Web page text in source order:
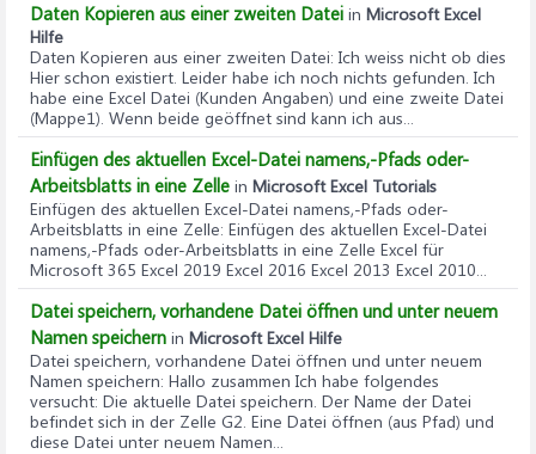
Daten Kopieren aus einer zweiten Datei in Microsoft Excel
Hilfe
Daten Kopieren aus einer zweiten Datei: Ich weiss nicht ob dies
Hier schon existiert. Leider habe ich noch nichts gefunden. Ich
habe eine Excel Datei (Kunden Angaben) und eine zweite Datei
(Mappe1). Wenn beide geöffnet sind kann ich aus...
Einfügen des aktuellen Excel-Datei namens,-Pfads oder-
Arbeitsblatts in eine Zelle in Microsoft Excel Tutorials
Einfügen des aktuellen Excel-Datei namens,-Pfads oder-
Arbeitsblatts in eine Zelle: Einfügen des aktuellen Excel-Datei
namens,-Pfads oder-Arbeitsblatts in eine Zelle Excel für
Microsoft 365 Excel 2019 Excel 2016 Excel 2013 Excel 2010...
Datei speichern, vorhandene Datei öffnen und unter neuem
Namen speichern in Microsoft Excel Hilfe
Datei speichern, vorhandene Datei öffnen und unter neuem
Namen speichern: Hallo zusammen Ich habe folgendes
versucht: Die aktuelle Datei speichern. Der Name der Datei
befindet sich in der Zelle G2. Eine Datei öffnen (aus Pfad) und
diese Datei unter neuem Namen...